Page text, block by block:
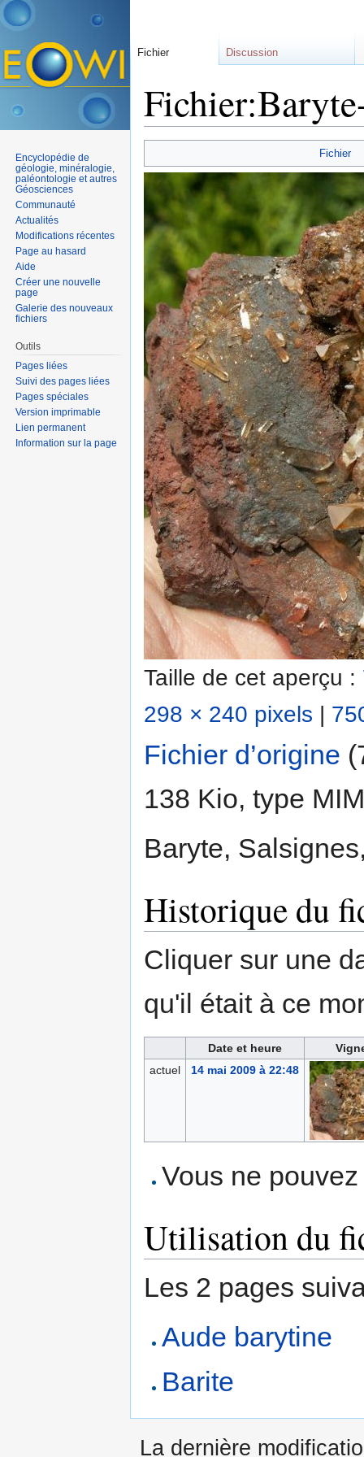
Fichier
Taille de cet aperçu :
298 × 240 pixels |
Fichier d’origine
138 Kio, type
Baryte,
Historique du
Cliquer sur une
qu'il était à ce
Date et heure
actuel
14 mai 2009 à 22:48
Vous ne
Utilisation du
Les 2 pages
Aude barytine
Barite
Fichier Discussion
Encyclopédie de
géologie, minéralogie,
paléontologie et autres
Géosciences
Communauté
Actualités
Modifications récentes
Page au hasard
Aide
Créer une nouvelle
page
Galerie des nouveaux
fichiers
Outils
Pages liées
Suivi des pages liées
Pages spéciales
Version imprimable
Lien permanent
Information sur la page
La dernière